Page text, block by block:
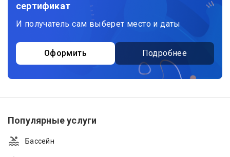
сертификат
И получатель сам выберет место и даты
Оформить Подробнее
Популярные услуги
Бассейн